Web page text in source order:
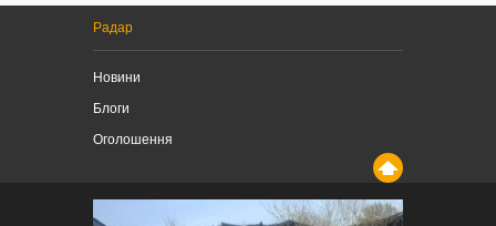
Радар
Новини
Блоги
Оголошення